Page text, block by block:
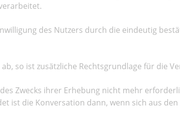
des Nutzers durch die eindeutig
so ist zusätzliche Rechtsgrundlage für die
Zwecks ihrer Erhebung nicht mehr
ist die Konversation dann, wenn sich aus